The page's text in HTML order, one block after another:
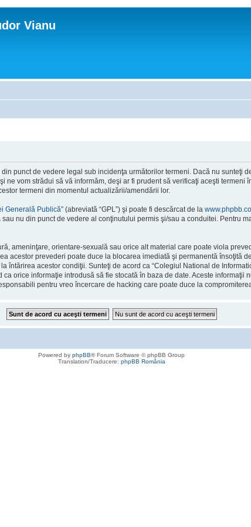
Vianu
punct de vedere legal sub incidenţa următorilor termeni. Dacă nu sunteţi
ne vom strădui să vă informăm, deşi ar fi prudent să verificaţi aceşti
termeni din momentul actualizării/amendării lor.
Generală Publică” (abreviată “GPL”) şi poate fi descărcat de la
nu din punct de vedere al conţinutului permis şi/sau a conduitei. Pentru
ameninţare, orientare-sexuală sau orice alt material care poate viola
acestor prevederi poate duce la blocarea imediată şi permanentă însoţită
întărirea acestor condiţii. Sunteţi de acord ca “Colegiul National de
orice informaţie introdusă să fie stocată în baza de date. Aceste informaţii
pentru vreo încercare de hacking care poate duce la
Powered by phpBB® Forum Software © phpBB Group
Translation/Traducere: phpBB România